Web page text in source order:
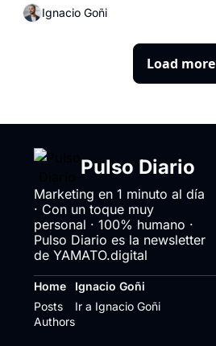
Ignacio Goñi
Load more
Pulso Diario
Marketing en 1 minuto al día
· Con un toque muy
personal · 100% humano ·
Pulso Diario es la newsletter
de YAMATO.digital
Home
Posts
Authors
Ignacio Goñi
Ir a Ignacio Goñi